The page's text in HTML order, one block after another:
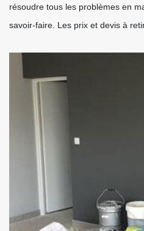
résoudre tous les problèmes en
savoir-faire. Les prix et devis à